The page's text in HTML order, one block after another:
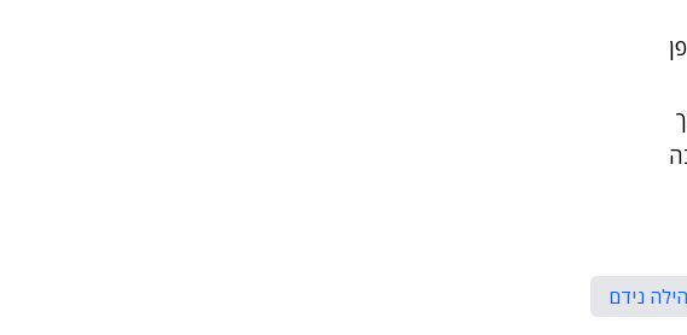
נידם